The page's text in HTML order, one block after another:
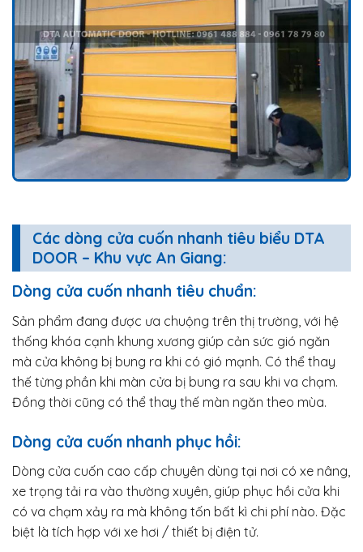
Các dòng cửa cuốn nhanh tiêu biểu DTA
DOOR – Khu vực An Giang:
Dòng cửa cuốn nhanh tiêu chuẩn:
Sản phẩm đang được ưa chuộng trên thị trường, với hệ
thống khóa cạnh khung xương giúp cản sức gió ngăn
mà cửa không bị bung ra khi có gió mạnh. Có thể thay
thế từng phần khi màn cửa bị bung ra sau khi va chạm.
Đồng thời cũng có thể thay thế màn ngăn theo mùa.
Dòng cửa cuốn nhanh phục hồi:
Dòng cửa cuốn cao cấp chuyên dùng tại nơi có xe nâng,
xe trọng tải ra vào thường xuyên, giúp phục hồi cửa khi
có va chạm xảy ra mà không tốn bất kì chi phí nào. Đặc
biệt là tích hợp với xe hơi / thiết bị điện tử.